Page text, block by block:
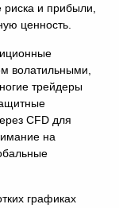
и прибыли,
ценность.
волатильными,
трейдеры
CFD для
на
графиках